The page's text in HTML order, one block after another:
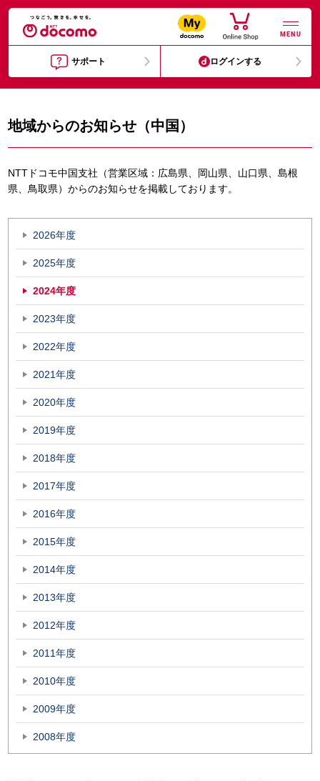
MENU
サポート ログインする
地域からのお知らせ（中国）
NTTドコモ中国支社（営業区域：広島県、岡山県、山口県、島根
県、鳥取県）からのお知らせを掲載しております。
2026年度
2025年度
2024年度
2023年度
2022年度
2021年度
2020年度
2019年度
2018年度
2017年度
2016年度
2015年度
2014年度
2013年度
2012年度
2011年度
2010年度
2009年度
2008年度